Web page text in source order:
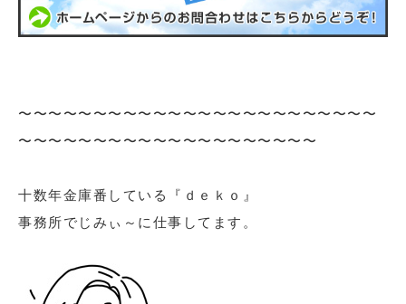
〜〜〜〜〜〜〜〜〜〜〜〜〜〜〜〜〜〜〜〜〜〜〜〜
〜〜〜〜〜〜〜〜〜〜〜〜〜〜〜〜〜〜〜〜
十数年金庫番している『ｄｅｋｏ』
事務所でじみぃ～に仕事してます。